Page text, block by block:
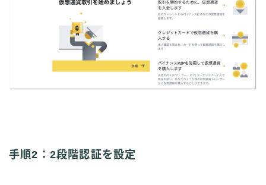
手順2：2段階認証を設定